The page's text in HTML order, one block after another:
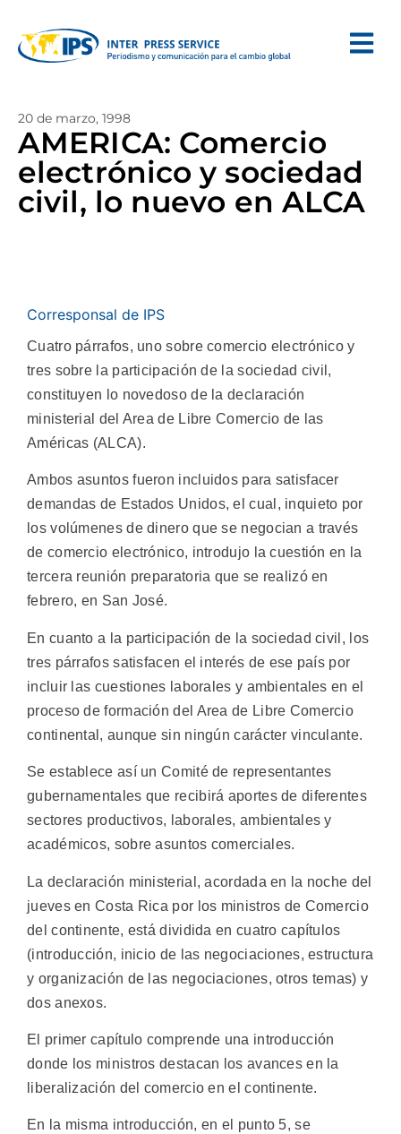
20 de marzo, 1998
AMERICA: Comercio
electrónico y sociedad
civil, lo nuevo en ALCA
Corresponsal de IPS
Cuatro párrafos, uno sobre comercio electrónico y
tres sobre la participación de la sociedad civil,
constituyen lo novedoso de la declaración
ministerial del Area de Libre Comercio de las
Américas (ALCA).
Ambos asuntos fueron incluidos para satisfacer
demandas de Estados Unidos, el cual, inquieto por
los volúmenes de dinero que se negocian a través
de comercio electrónico, introdujo la cuestión en la
tercera reunión preparatoria que se realizó en
febrero, en San José.
En cuanto a la participación de la sociedad civil, los
tres párrafos satisfacen el interés de ese país por
incluir las cuestiones laborales y ambientales en el
proceso de formación del Area de Libre Comercio
continental, aunque sin ningún carácter vinculante.
Se establece así un Comité de representantes
gubernamentales que recibirá aportes de diferentes
sectores productivos, laborales, ambientales y
académicos, sobre asuntos comerciales.
La declaración ministerial, acordada en la noche del
jueves en Costa Rica por los ministros de Comercio
del continente, está dividida en cuatro capítulos
(introducción, inicio de las negociaciones, estructura
y organización de las negociaciones, otros temas) y
dos anexos.
El primer capítulo comprende una introducción
donde los ministros destacan los avances en la
liberalización del comercio en el continente.
En la misma introducción, en el punto 5, se